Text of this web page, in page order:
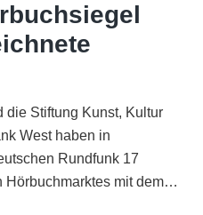
die Stiftung Kunst, Kultur
West haben in
Rundfunk 17
Hörbuchmarktes mit dem…